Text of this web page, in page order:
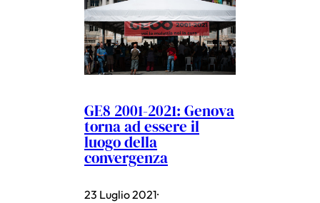
GE8 2001-2021: Genova
torna ad essere il
luogo della
convergenza
23 Luglio 2021·